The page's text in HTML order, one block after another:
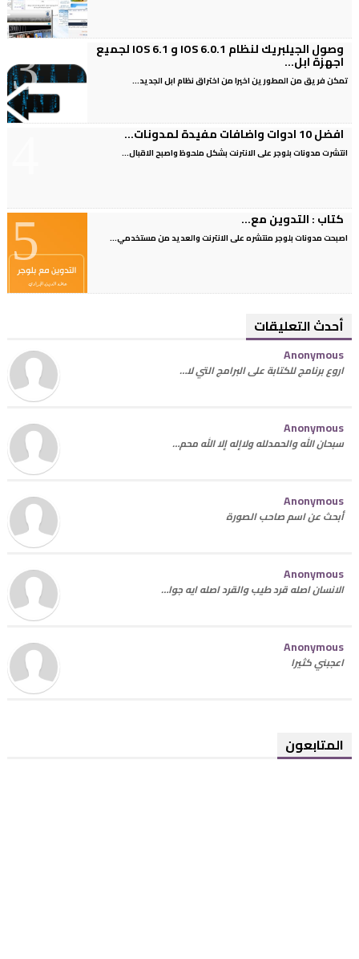
وصول الجيلبريك لنظام IOS 6.0.1 و IOS 6.1 لجميع
اجهزة ابل...
تمكن فريق من المطورين اخيرا من اختراق نظام ابل الجديد...
افضل 10 ادوات واضافات مفيدة لمدونات...
انتشرت مدونات بلوجر على الانترنت بشكل ملحوظ واصبح الاقبال...
كتاب : التدوين مع...
اصبحت مدونات بلوجر منتشره على الانترنت والعديد من مستخدمي...
أحدث التعليقات
Anonymous
اروع برنامج للكتابة على البرامج التي لا…
Anonymous
سبحان الله والحمدلله ولاإله إلا الله محم…
Anonymous
أبحث عن اسم صاحب الصورة
Anonymous
الانسان اصله قرد طيب والقرد اصله ايه جوا…
Anonymous
اعجبني كثيرا
المتابعون